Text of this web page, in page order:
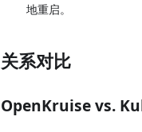
地重启。
关系对比
OpenKruise vs.